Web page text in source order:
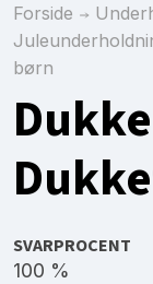
Forside
børn
SVARPROCENT
100 %